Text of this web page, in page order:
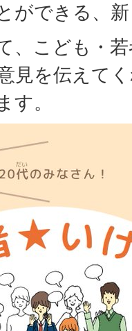
ができる、
、こども・
見を伝えて
す。